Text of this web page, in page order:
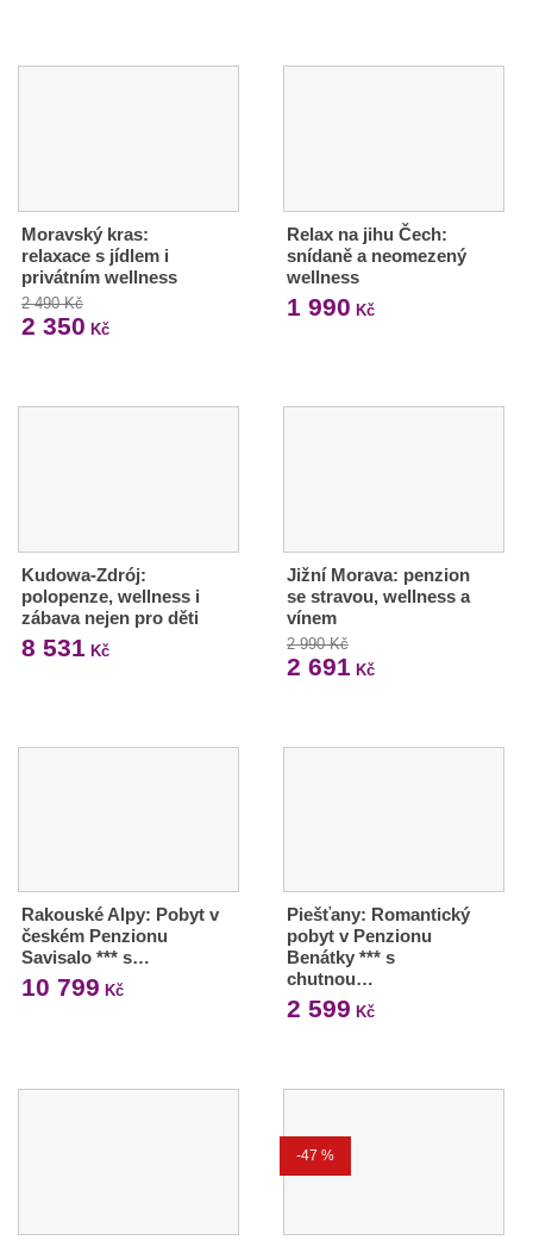
Moravský kras:
relaxace s jídlem i
privátním wellness
2 490 Kč
2 350 Kč
Relax na jihu Čech:
snídaně a neomezený
wellness
1 990 Kč
Kudowa-Zdrój:
polopenze, wellness i
zábava nejen pro děti
8 531 Kč
Jižní Morava: penzion
se stravou, wellness a
vínem
2 990 Kč
2 691 Kč
Rakouské Alpy: Pobyt v
českém Penzionu
Savisalo *** s…
10 799 Kč
Piešťany: Romantický
pobyt v Penzionu
Benátky *** s
chutnou…
2 599 Kč
-47 %